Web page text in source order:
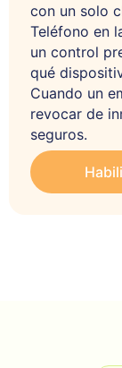
con un solo
Teléfono en
un control
qué
Cuando un
revocar de
seguros.